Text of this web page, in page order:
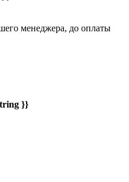
менеджера, до оплаты
}}